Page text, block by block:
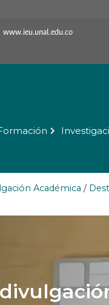
www.ieu.unal.edu.co
Académica /